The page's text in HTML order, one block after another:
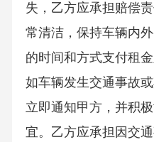
失，乙方应承担赔偿
常清洁，保持车辆内
的时间和方式支付租
如车辆发生交通事故
立即通知甲方，并积
宜。乙方应承担因交